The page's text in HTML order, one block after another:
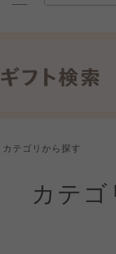
カテゴリから探す
カテゴ